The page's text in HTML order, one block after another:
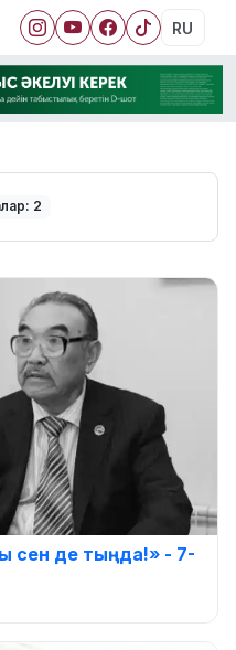
RU
2
сен де тыңда!» - 7-